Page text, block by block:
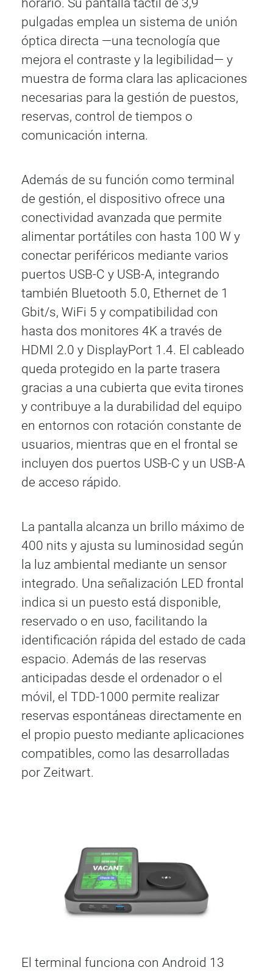
horario. Su pantalla táctil de 3,9
pulgadas emplea un sistema de unión
óptica directa —una tecnología que
mejora el contraste y la legibilidad— y
muestra de forma clara las aplicaciones
necesarias para la gestión de puestos,
reservas, control de tiempos o
comunicación interna.
Además de su función como terminal
de gestión, el dispositivo ofrece una
conectividad avanzada que permite
alimentar portátiles con hasta 100 W y
conectar periféricos mediante varios
puertos USB-C y USB-A, integrando
también Bluetooth 5.0, Ethernet de 1
Gbit/s, WiFi 5 y compatibilidad con
hasta dos monitores 4K a través de
HDMI 2.0 y DisplayPort 1.4. El cableado
queda protegido en la parte trasera
gracias a una cubierta que evita tirones
y contribuye a la durabilidad del equipo
en entornos con rotación constante de
usuarios, mientras que en el frontal se
incluyen dos puertos USB-C y un USB-A
de acceso rápido.
La pantalla alcanza un brillo máximo de
400 nits y ajusta su luminosidad según
la luz ambiental mediante un sensor
integrado. Una señalización LED frontal
indica si un puesto está disponible,
reservado o en uso, facilitando la
identificación rápida del estado de cada
espacio. Además de las reservas
anticipadas desde el ordenador o el
móvil, el TDD-1000 permite realizar
reservas espontáneas directamente en
el propio puesto mediante aplicaciones
compatibles, como las desarrolladas
por Zeitwart.
El terminal funciona con Android 13